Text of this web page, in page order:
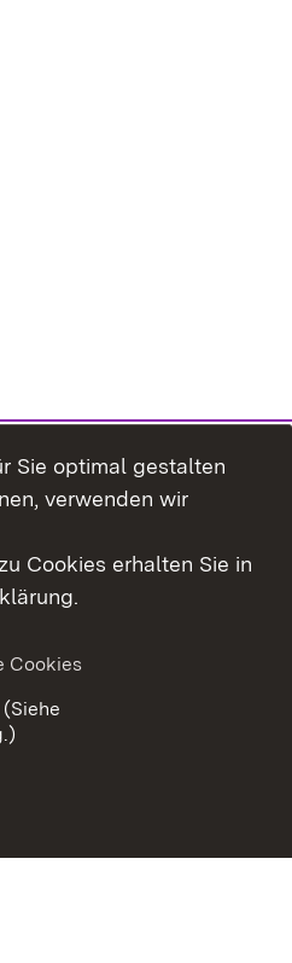
Benutzungshinweise
Sie optimal gestalten
verwenden wir
Cookies erhalten Sie in
Cookies